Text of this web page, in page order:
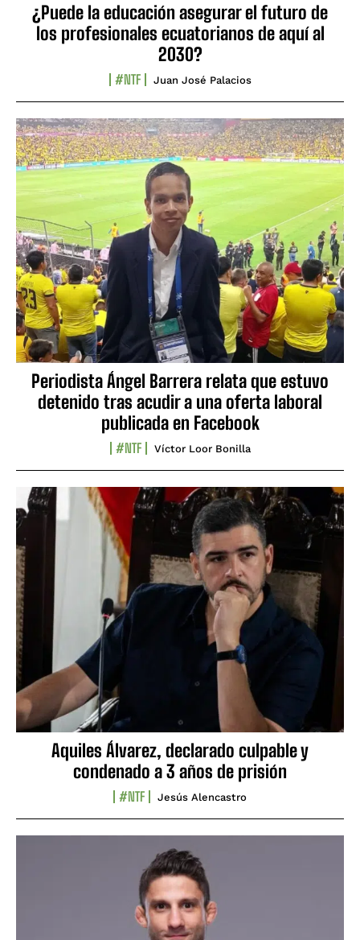
¿Puede la educación asegurar el futuro de
los profesionales ecuatorianos de aquí al
2030?
#NTF Juan José Palacios
Periodista Ángel Barrera relata que estuvo
detenido tras acudir a una oferta laboral
publicada en Facebook
#NTF Víctor Loor Bonilla
Aquiles Álvarez, declarado culpable y
condenado a 3 años de prisión
#NTF Jesús Alencastro